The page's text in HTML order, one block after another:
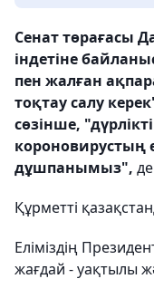
Сенат төрағасы
індетіне
пен жалған
тоқтау салу
сөзінше,
короновирустың
дұшпанымыз",
Құрметті
Еліміздің
жағдай - уақтылы